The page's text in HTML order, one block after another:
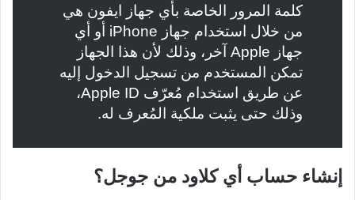
كلمة المرور الخاصة بأي جهاز ايفون هي
من خلال استخدام جهاز iPhone أو أي
جهاز Apple آخر، وذلك لأن هذا الجهاز
تمكن المستخدم من تسجيل الدخول إليه
عن طريق استخدام مُعرّف Apple ID،
وذلك حتى يثبت ملكية المُعرف له.
إنشاء حساب أي كلاود من جوجل؟